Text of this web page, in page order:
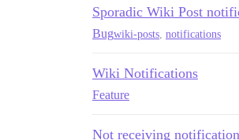
Sporadic Wiki Post
Bugwiki-posts notifications
Wiki Notifications
Feature
Not receiving